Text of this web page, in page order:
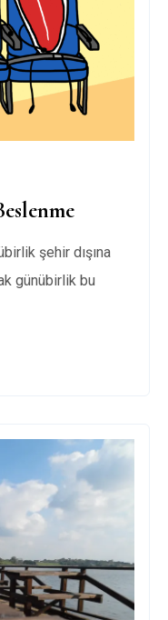
şehir dışına
günübirlik bu